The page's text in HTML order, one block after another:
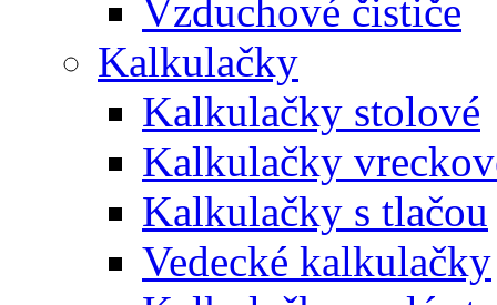
Vzduchové čističe
Kalkulačky
Kalkulačky stolové
Kalkulačky
Kalkulačky s tlačou
Vedecké kalkulačky